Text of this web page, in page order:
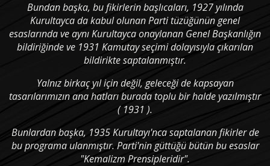
Bundan başka, bu fikirlerin başlıcaları, 1927 yılında
Kurultayca da kabul olunan Parti tüzüğünün genel
esaslarında ve aynı Kurultayca onaylanan Genel Başkanlığın
bildiriğinde ve 1931 Kamutay seçimi dolayısıyla çıkarılan
bildirikte saptalanmıştır.
Yalnız birkaç yıl için değil, geleceği de kapsayan
tasarılarımızın ana hatları burada toplu bir halde yazılmıştır
( 1931 ).
Bunlardan başka, 1935 Kurultayı'nca saptalanan fikirler de
bu programa ulanmıştır. Parti'nin güttüğü bütün bu esaslar
"Kemalizm Prensipleridir".